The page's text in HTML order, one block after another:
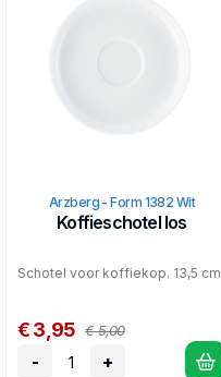
Arzberg - Form 1382 Wit
Koffieschotel los
Schotel voor koffiekop. 13,5 cm
€ 3,95 € 5,00
- +